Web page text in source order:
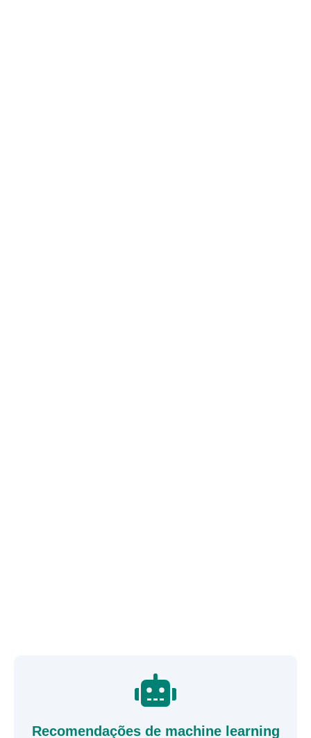
Recomendações de machine learning